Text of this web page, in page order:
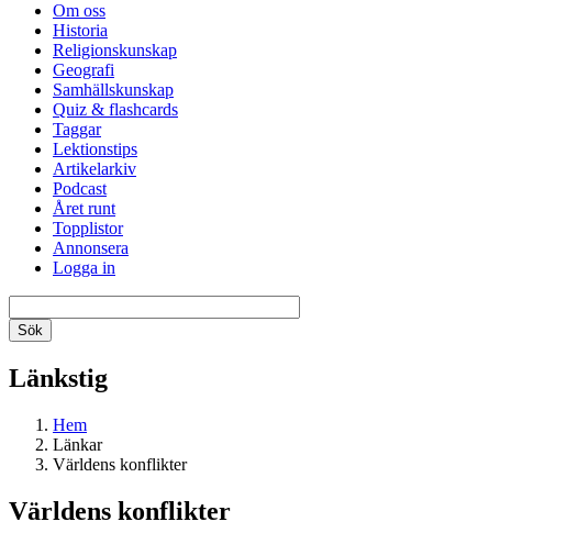
Om oss
Historia
Religionskunskap
Geografi
Samhällskunskap
Quiz & flashcards
Taggar
Lektionstips
Artikelarkiv
Podcast
Året runt
Topplistor
Annonsera
Logga in
Länkstig
Hem
Länkar
Världens konflikter
Världens konflikter